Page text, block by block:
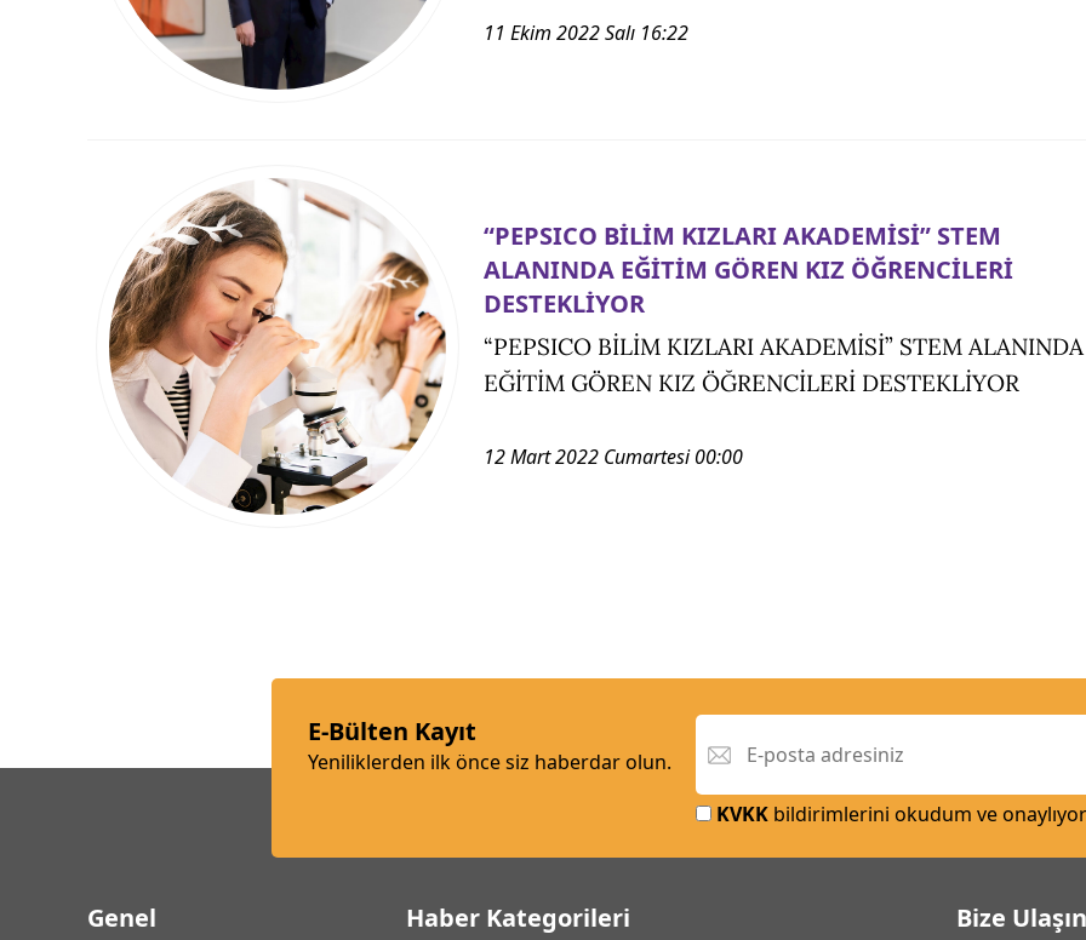
11 Ekim 2022 Salı 16:22
“PEPSICO BİLİM KIZLARI AKADEMİSİ” STEM
ALANINDA EĞİTİM GÖREN KIZ ÖĞRENCİLERİ
DESTEKLİYOR
“PEPSICO BİLİM KIZLARI AKADEMİSİ” STEM ALANINDA
EĞİTİM GÖREN KIZ ÖĞRENCİLERİ DESTEKLİYOR
12 Mart 2022 Cumartesi 00:00
E-Bülten Kayıt
Yeniliklerden ilk önce siz haberdar olun.
KVKKbildirimlerini okudum ve
Genel Haber Kategorileri Bize Ulaşın